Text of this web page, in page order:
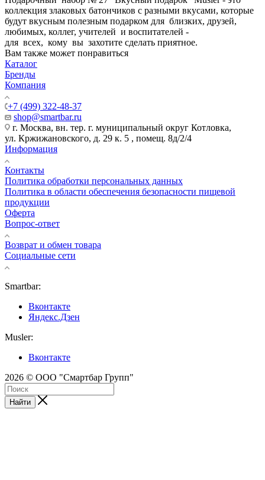
коллекция злаковых батончиков с разными вкусами, которые
будут вкусным полезным подарком для близких, друзей,
любимых, коллег, учителей и воспитателей -
для всех, кому вы захотите сделать приятное.
Вам также может понравиться
Каталог
Бренды
Компания
+7 (499) 322-48-37
shop@smartbar.ru
г. Москва, вн. тер. г. муниципальный округ Котловка,
ул. Кржижановского, д. 29 к. 5 , помещ. 8д/2/4
Информация
Контакты
Политика обработки персональных данных
Политика в области обеспечения безопасности пищевой
продукции
Оферта
Вопрос-ответ
Возврат и обмен товара
Социальные сети
Smartbar:
Вконтакте
Яндекс.Дзен
Musler:
Вконтакте
2026 © ООО "Смартбар Групп"
Найти